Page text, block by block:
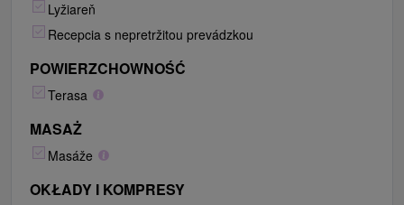
Lyžiareň
Recepcia s nepretržitou prevádzkou
POWIERZCHOWNOŚĆ
Terasa
MASAŻ
Masáže
OKŁADY I KOMPRESY